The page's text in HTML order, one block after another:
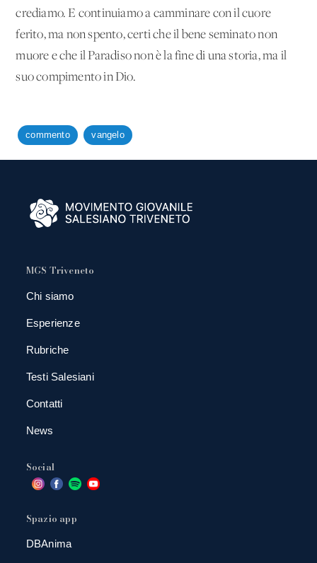
crediamo. E continuiamo a camminare con il cuore
ferito, ma non spento, certi che il bene seminato non
muore e che il Paradiso non è la fine di una storia, ma il
suo compimento in Dio.
commento vangelo
MGS Triveneto
Chi siamo
Esperienze
Rubriche
Testi Salesiani
Contatti
News
Social
Spazio app
DBAnima